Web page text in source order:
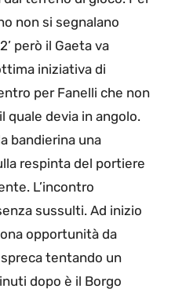
non si segnalano
però il Gaeta va
iniziativa di
per Fanelli che non
quale devia in angolo.
bandierina una
respinta del portiere
L’incontro
sussulti. Ad inizio
opportunità da
tentando un
dopo è il Borgo